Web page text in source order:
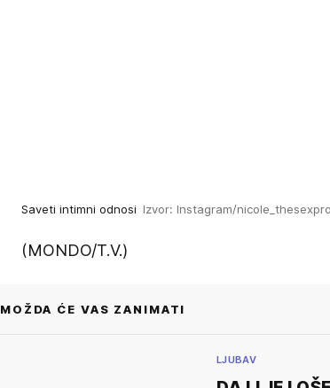
Saveti intimni odnosi Izvor: Instagram/
(MONDO/T.V.)
MOŽDA ĆE VAS ZANIMATI
LJUBAV